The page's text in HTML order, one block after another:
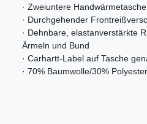
· Zweiuntere
· Durchgehender
· Dehnbare, elastanverstärkte
Ärmeln und Bund
· Carhartt-Label auf Tasche
· 70% Baumwolle/30% Polyester